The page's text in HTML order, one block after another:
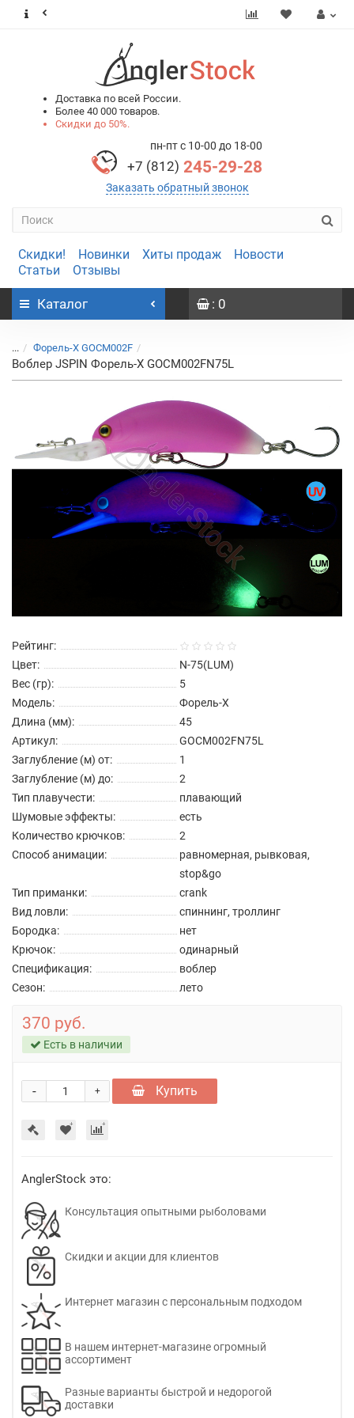
Доставка по всей России.
Более 40 000 товаров.
Скидки до 50%.
пн-пт с 10-00 до 18-00
+7 (812) 245-29-28
Заказать обратный звонок
Скидки! Новинки Хиты продаж
Новости
Статьи
Отзывы
Каталог : 0
... Форель-X GOCM002F
Воблер JSPIN Форель-X GOCM002FN75L
Рейтинг:
Цвет:
N-75(LUM)
Вес (гр):
5
Модель:
Форель-X
Длина (мм):
45
Артикул:
GOCM002FN75L
Заглубление (м) от:
1
Заглубление (м) до:
2
Тип плавучести:
плавающий
Шумовые эффекты:
есть
Количество крючков:
2
Способ анимации:
равномерная, рывковая,
stop&go
Тип приманки:
crank
Вид ловли:
спиннинг, троллинг
Бородка:
нет
Крючок:
одинарный
Спецификация:
воблер
Сезон:
лето
370 руб.
Есть в наличии
+
- Купить
AnglerStock это:
Консультация опытными рыболовами
Скидки и акции для клиентов
Интернет магазин с персональным подходом
В нашем интернет-магазине огромный
ассортимент
Разные варианты быстрой и недорогой
доставки